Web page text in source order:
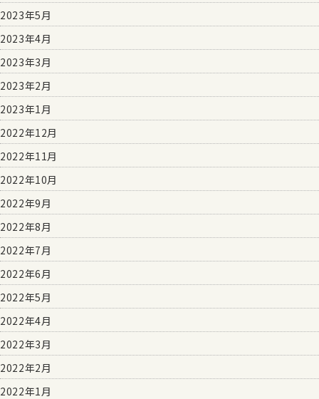
2023年5月
2023年4月
2023年3月
2023年2月
2023年1月
2022年12月
2022年11月
2022年10月
2022年9月
2022年8月
2022年7月
2022年6月
2022年5月
2022年4月
2022年3月
2022年2月
2022年1月